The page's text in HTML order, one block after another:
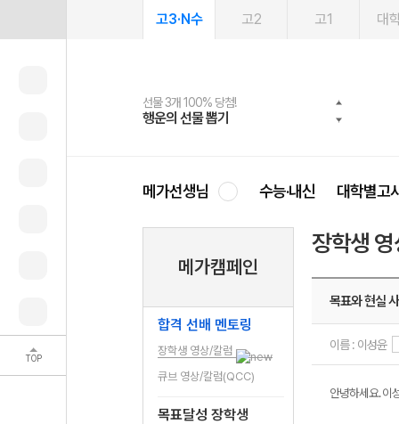
TOP
고3·N수 고2 고1 대
선물 3개 100% 당첨!
행운의 선물 뽑기
선물 100% 증정!
메가스터디 X 올리브
여름방학 스터디 캐시백
메가런 썸머스쿨
2027 러셀 단과
강사 공개선발
스마트러닝앱
설문 EVENT
메가패스
3일 무료 체험권
메가패스 수강생 무료혜택!
메가클럽 멤버십
사회공헌 캠페인
희망이룸 메가나눔
메가선생님 수능·내신 대학별고
메가캠페인
합격 선배 멘토링
장학생 영상/칼럼
큐브 영상/칼럼(QCC)
목표달성 장학생
장학생
목표와 현실
이름 : 이성윤
안녕하세요. 이